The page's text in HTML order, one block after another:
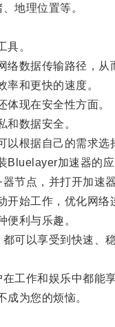
地理位置等。
。
据传输路径，从
和更快的速度。
现在安全性方面。
数据安全。
据自己的需求选
加速器的应
节点，并打开加速器
始工作，优化网络
利与乐趣。
以享受到快速、稳
作和娱乐中都能享
为您的烦恼。